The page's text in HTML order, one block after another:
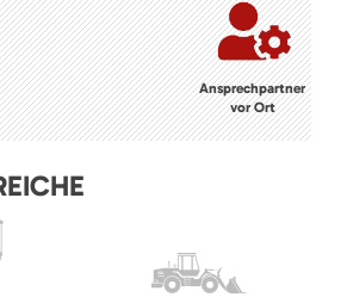
Ansprechpartner
vor Ort